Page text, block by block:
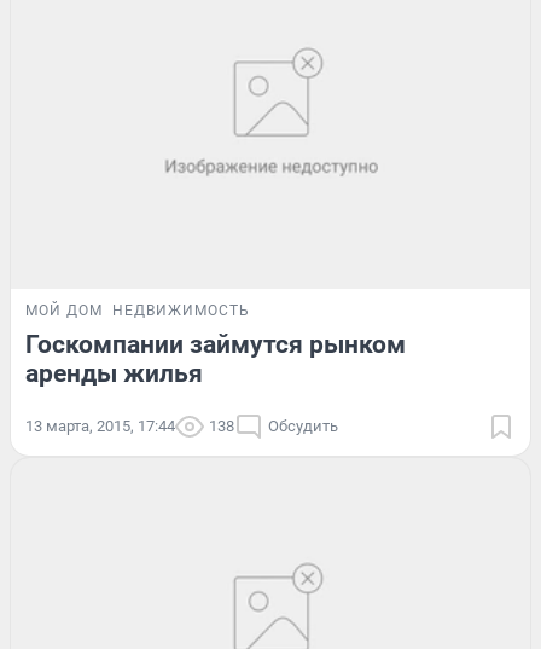
МОЙ ДОМ НЕДВИЖИМОСТЬ
Госкомпании займутся рынком
аренды жилья
13 марта, 2015, 17:44 138 Обсудить